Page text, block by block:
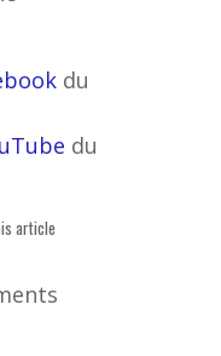
du
du
article